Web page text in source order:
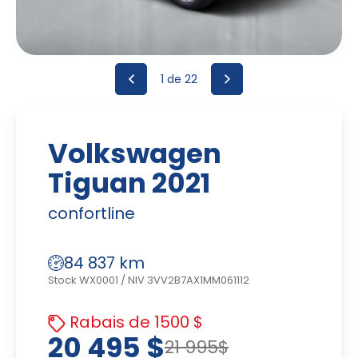
1 de 22
Volkswagen
Tiguan 2021
confortline
84 837 km
Stock WX0001 /NIV 3VV2B7AX1MM061112
Rabais de 1500 $
21 995$
20 495 $